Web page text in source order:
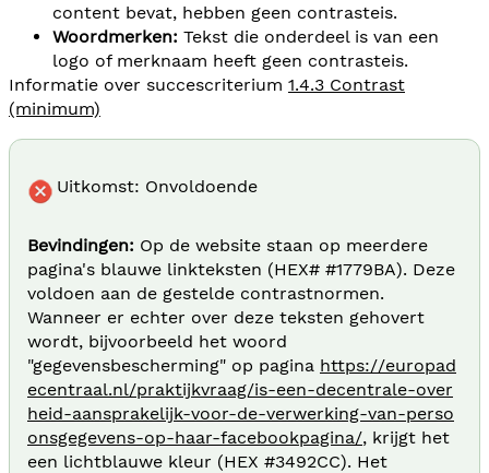
content bevat, hebben geen contrasteis.
Woordmerken: Tekst die onderdeel is van een
logo of merknaam heeft geen contrasteis.
Informatie over succescriterium 1.4.3 Contrast
(minimum)
Uitkomst: Onvoldoende
Bevindingen: Op de website staan op meerdere
pagina's blauwe linkteksten (HEX# #1779BA). Deze
voldoen aan de gestelde contrastnormen.
Wanneer er echter over deze teksten gehovert
wordt, bijvoorbeeld het woord
"gegevensbescherming" op pagina https://europad
ecentraal.nl/praktijkvraag/is-een-decentrale-over
heid-aansprakelijk-voor-de-verwerking-van-perso
onsgegevens-op-haar-facebookpagina/, krijgt het
een lichtblauwe kleur (HEX #3492CC). Het